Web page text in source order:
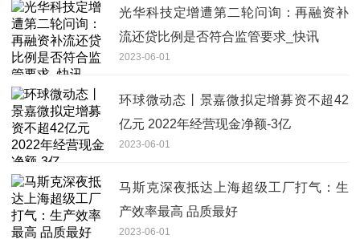
光华科技定增遭第二轮问询：再融资补
流还贷比例是否符合监管要求_快讯
2023-06-01
环球微动态丨景嘉微拟定增募资不超42
亿元 2022年经营现金净额-3亿
2023-06-01
马斯克深夜抵达上海超级工厂打气：生
产效率最高 品质最好
2023-06-01